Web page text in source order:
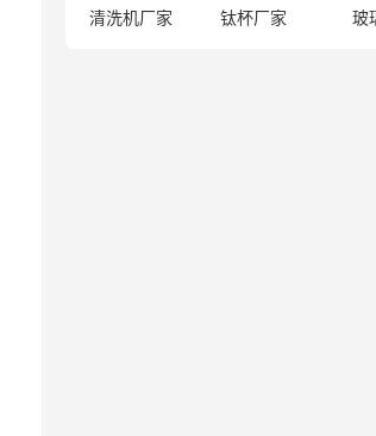
清洗机厂家
钛杯厂家 玻